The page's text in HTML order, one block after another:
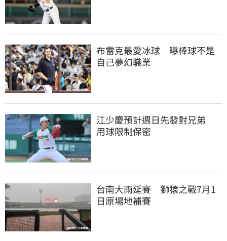
布雷克最愛冰球　曝棒球不是
自己夢幻職業
江少慶預計週日先發對兄弟
用球限制保密
台南大雨延賽　獅猿之戰7月1
日原場地補賽